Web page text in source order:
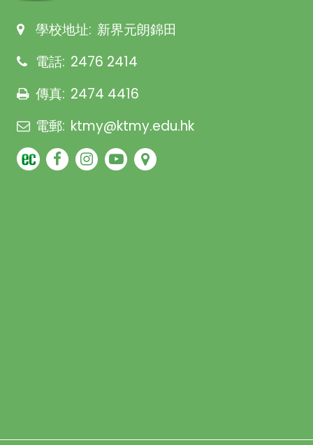
學校地址: 新界元朗錦田
電話: 2476 2414
傳真: 2474 4416
電郵: ktmy@ktmy.edu.hk